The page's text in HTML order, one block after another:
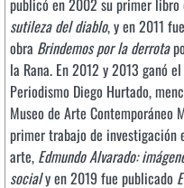
publicó en 2002 su primer libro
sutileza del diablo, y en 2011
obra Brindemos por la derrota
la Rana. En 2012 y 2013 ganó
Periodismo Diego Hurtado,
Museo de Arte Contemporáneo
primer trabajo de investigación
arte, Edmundo Alvarado:
socialy en 2019 fue publicado